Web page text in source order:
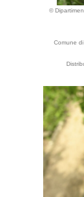
©
Comune